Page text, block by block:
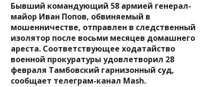
Бывший командующий 58 армией генерал-
майор Иван Попов, обвиняемый в
мошенничестве, отправлен в следственный
изолятор после восьми месяцев домашнего
ареста. Соответствующее ходатайство
военной прокуратуры удовлетворил 28
февраля Тамбовский гарнизонный суд,
сообщает телеграм-канал Mash.